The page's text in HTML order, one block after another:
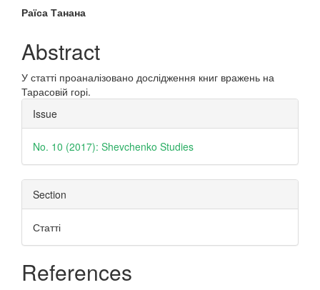
Main
Article
Content
Раїса Танана
Abstract
У статті проаналізовано дослідження книг вражень на
Тарасовій горі.
Article
Details
Issue
No. 10 (2017): Shevchenko Studies
Section
Статті
References